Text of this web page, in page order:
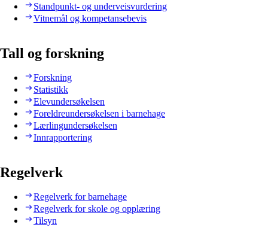
Standpunkt- og underveisvurdering
Vitnemål og kompetansebevis
Tall og forskning
Forskning
Statistikk
Elevundersøkelsen
Foreldreundersøkelsen i barnehage
Lærlingundersøkelsen
Innrapportering
Regelverk
Regelverk for barnehage
Regelverk for skole og opplæring
Tilsyn